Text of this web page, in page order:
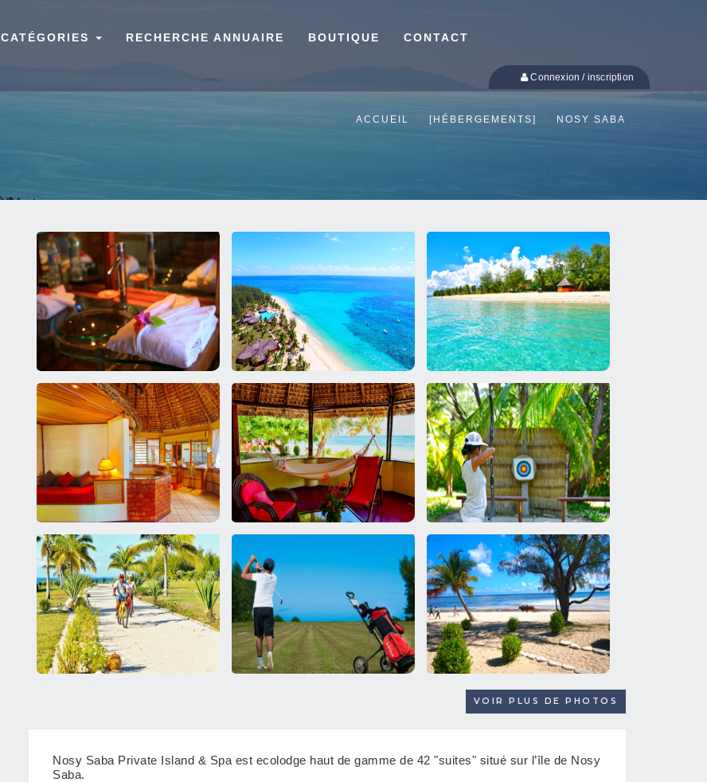
CATÉGORIES RECHERCHE ANNUAIRE BOUTIQUE CONTACT
Connexion / inscription
ACCUEIL [HÉBERGEMENTS] NOSY SABA
VOIR PLUS DE PHOTOS
Nosy Saba Private Island & Spa est ecolodge haut de gamme de 42 "suites" situé sur l’île de Nosy
Saba.